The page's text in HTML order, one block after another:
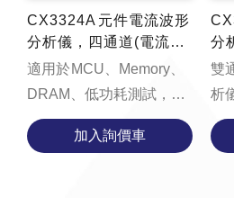
CX3324A 元件電流波形
分析儀，四通道(電流的
示波器)
適用於 MCU、Memory、
DRAM、低功耗測試，專
門量電流的示波器
function
加入詢價車
分
示
雙
析
功耗